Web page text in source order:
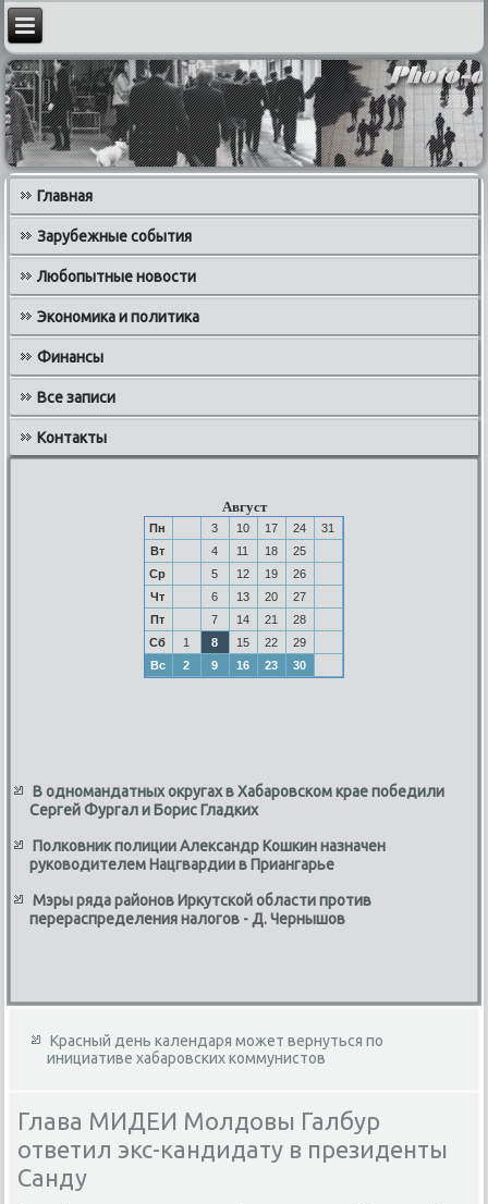
Главная
Зарубежные события
Любопытные новости
Экономика и политика
Финансы
Все записи
Контакты
Август
Пн 3 10 17 24
31
Вт
4 11 18
25
Ср
5 12 19
26
Чт
6 13 20
27
Пт
7 14 21
28
Сб
1 8 15 22
29
Вс
2 9 16 23 30
В одномандатных округах в Хабаровском крае победили
Сергей Фургал и Борис Гладких
Полковник полиции Александр Кошкин назначен
руководителем Нацгвардии в Приангарье
Мэры ряда районов Иркутской области против
перераспределения налогов - Д. Чернышов
Красный день календаря может вернуться по
инициативе хабаровских коммунистов
Глава МИДЕИ Молдовы Галбур
ответил экс-кандидату в президенты
Санду